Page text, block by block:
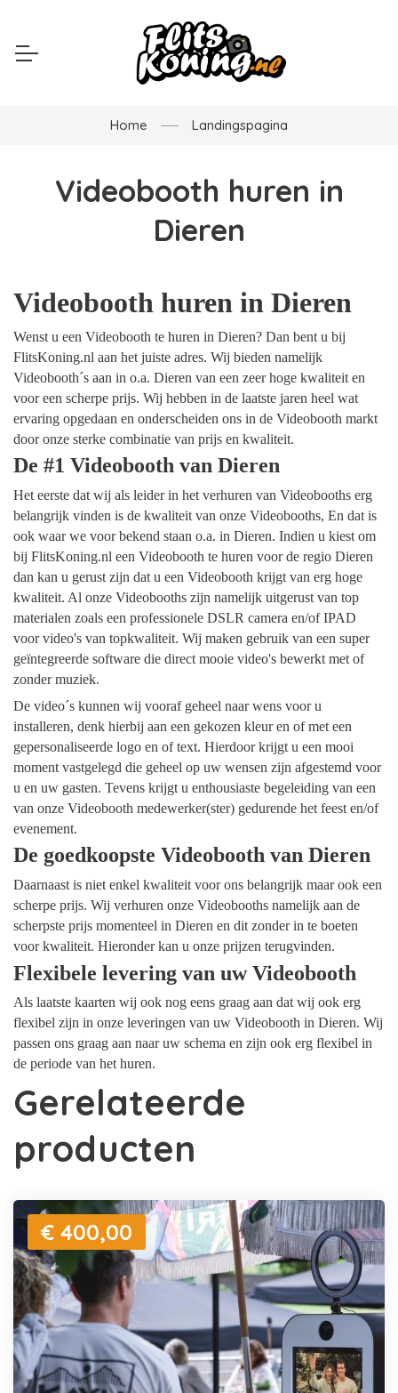
Home Landingspagina
Videobooth huren in
Dieren
Videobooth huren in Dieren
Wenst u een Videobooth te huren in Dieren? Dan bent u bij
FlitsKoning.nl aan het juiste adres. Wij bieden namelijk
Videobooth´s aan in o.a. Dieren van een zeer hoge kwaliteit en
voor een scherpe prijs. Wij hebben in de laatste jaren heel wat
ervaring opgedaan en onderscheiden ons in de Videobooth markt
door onze sterke combinatie van prijs en kwaliteit.
De #1 Videobooth van Dieren
Het eerste dat wij als leider in het verhuren van Videobooths erg
belangrijk vinden is de kwaliteit van onze Videobooths, En dat is
ook waar we voor bekend staan o.a. in Dieren. Indien u kiest om
bij FlitsKoning.nl een Videobooth te huren voor de regio Dieren
dan kan u gerust zijn dat u een Videobooth krijgt van erg hoge
kwaliteit. Al onze Videobooths zijn namelijk uitgerust van top
materialen zoals een professionele DSLR camera en/of IPAD
voor video's van topkwaliteit. Wij maken gebruik van een super
geïntegreerde software die direct mooie video's bewerkt met of
zonder muziek.
De video´s kunnen wij vooraf geheel naar wens voor u
installeren, denk hierbij aan een gekozen kleur en of met een
gepersonaliseerde logo en of text. Hierdoor krijgt u een mooi
moment vastgelegd die geheel op uw wensen zijn afgestemd voor
u en uw gasten. Tevens krijgt u enthousiaste begeleiding van een
van onze Videobooth medewerker(ster) gedurende het feest en/of
evenement.
De goedkoopste Videobooth van Dieren
Daarnaast is niet enkel kwaliteit voor ons belangrijk maar ook een
scherpe prijs. Wij verhuren onze Videobooths namelijk aan de
scherpste prijs momenteel in Dieren en dit zonder in te boeten
voor kwaliteit. Hieronder kan u onze prijzen terugvinden.
Flexibele levering van uw Videobooth
Als laatste kaarten wij ook nog eens graag aan dat wij ook erg
flexibel zijn in onze leveringen van uw Videobooth in Dieren. Wij
passen ons graag aan naar uw schema en zijn ook erg flexibel in
de periode van het huren.
Gerelateerde
producten
€ 400,00